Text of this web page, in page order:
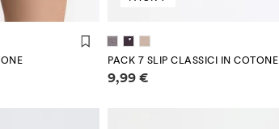
PACK 7 SLIP CLASSICI IN COTONE
Informazioni sui prezzi
9,99 €